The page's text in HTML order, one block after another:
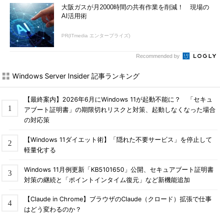
大阪ガスが月2000時間の共有作業を削減！ 現場の
AI活用術
PR(ITmedia エンタープライズ)
Recommended by
Windows Server Insider 記事ランキング
【最終案内】2026年6月にWindows 11が起動不能に？ 「セキュ
アブート証明書」の期限切れリスクと対策、起動しなくなった場合
の対応策
【Windows 11ダイエット術】「隠れた不要サービス」を停止して
軽量化する
Windows 11月例更新「KB5101650」公開、セキュアブート証明書
対策の継続と「ポイントインタイム復元」など新機能追加
【Claude in Chrome】ブラウザのClaude（クロード）拡張で仕事
はどう変わるのか？